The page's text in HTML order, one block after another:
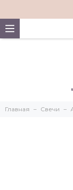
Главная Свечи